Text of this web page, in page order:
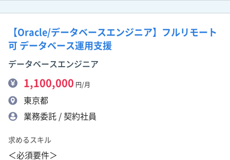
【Oracle/データベースエンジニア】フルリモート
可 データベース運用支援
データベースエンジニア
1,100,000 円/月
東京都
業務委託 / 契約社員
求めるスキル
＜必須要件＞